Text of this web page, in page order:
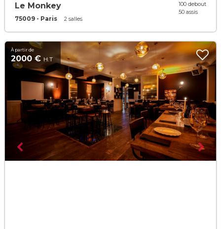
Le Monkey
75009 - Paris 2 salles
100 debout
50 assis
À partir de
2000 € H.T